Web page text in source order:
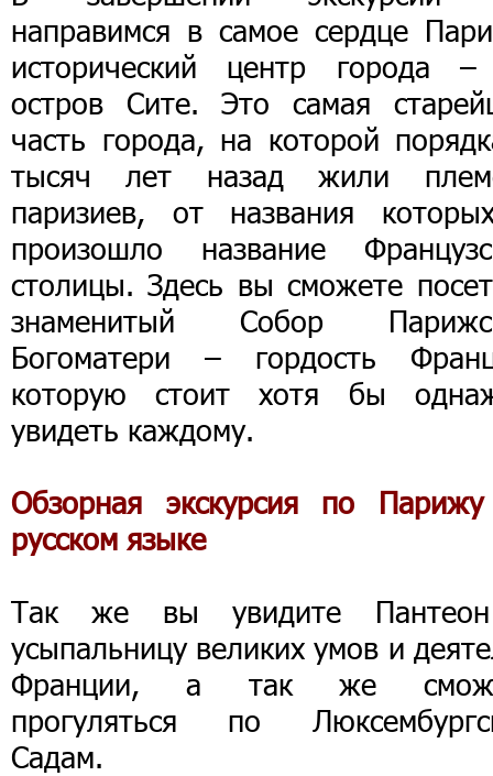
направимся в самое сердце
исторический центр города
остров Сите. Это самая
часть города, на которой
тысяч лет назад жили
паризиев, от названия
произошло название
столицы. Здесь вы сможете
знаменитый Собор
Богоматери – гордость
которую стоит хотя бы
увидеть каждому.
Обзорная экскурсия по
русском языке
Так же вы увидите
усыпальницу великих умов и
Франции, а так же
прогуляться по
Садам.